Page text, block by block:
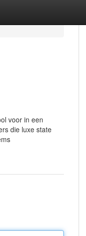
voor in een
die luxe state